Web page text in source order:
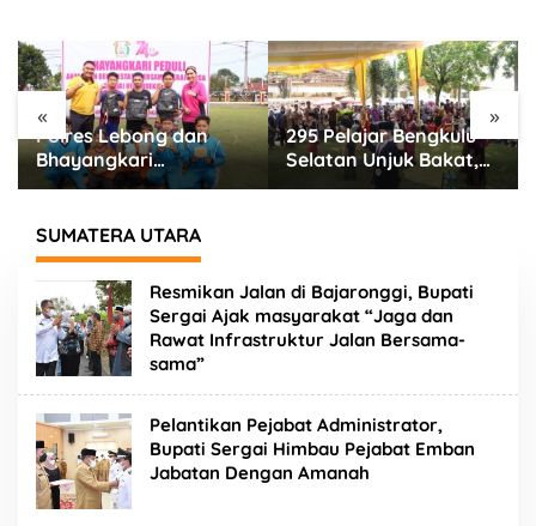
« »
Polres Lebong dan
Bhayangkari
Meriahkan HUT RI ke-
Asuhan
295 Pelajar Bengkulu
Selatan Unjuk Bakat,
Seni Tradisional Jadi
SUMATERA UTARA
Resmikan Jalan di Bajaronggi, Bupati
Sergai Ajak masyarakat “Jaga dan
Rawat Infrastruktur Jalan Bersama-
sama”
Pelantikan Pejabat Administrator,
Bupati Sergai Himbau Pejabat Emban
Jabatan Dengan Amanah